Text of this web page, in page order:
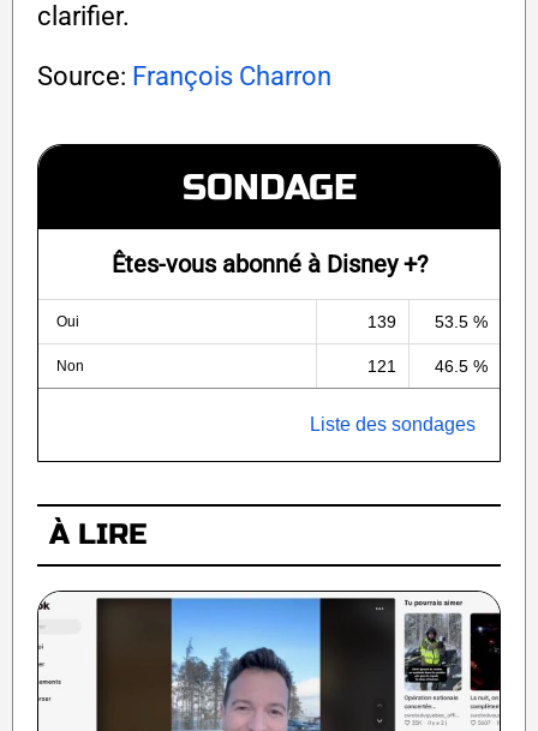
clarifier.
Source: François Charron
SONDAGE
Êtes-vous abonné à Disney +?
Oui 139 53.5 %
Non 121 46.5 %
Liste des sondages
À LIRE